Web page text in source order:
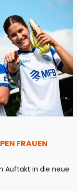
FRAUEN
Auftakt in die neue